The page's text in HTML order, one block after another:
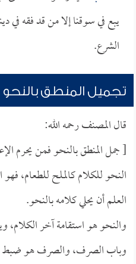
يبع في سوقنا إلا من قد فقه في
الشرع.
تجميل المنطق بالنحو
قال المصنف رحمه الله:
[ جمل المنطق بالنحو فمن يحرم
النحو للكلام كالملح للطعام،
العلم أن يحلي كلامه بالنحو.
والنحو هو استقامة آخر
وباب الصرف، والصرف هو ضبط